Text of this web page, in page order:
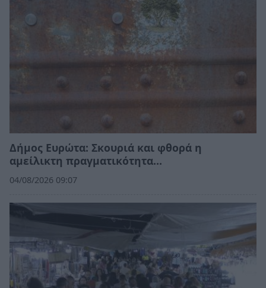
Δήμος Ευρώτα: Σκουριά και φθορά η
αμείλικτη πραγματικότητα…
04/08/2026 09:07